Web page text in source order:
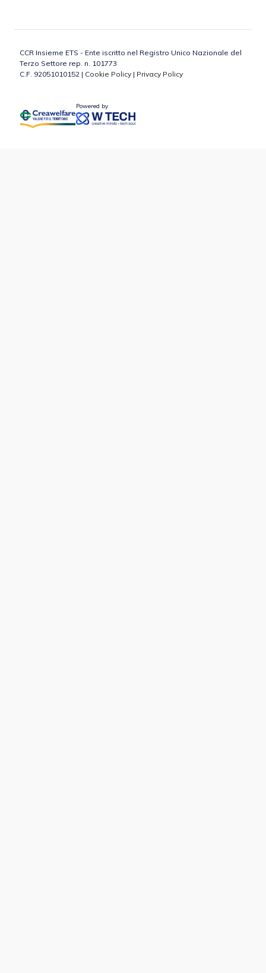
CCR Insieme ETS - Ente iscritto nel Registro Unico Nazionale del
Terzo Settore rep. n. 101773
C.F. 92051010152 | Cookie Policy | Privacy Policy
Powered by